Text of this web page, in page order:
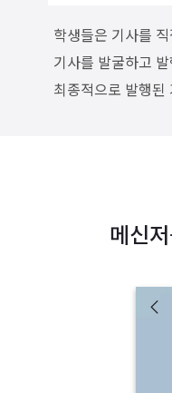
학생들은 기사를
기사를 발굴하고
최종적으로 발행
메신